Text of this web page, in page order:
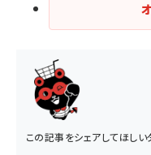
この記事をシェアしてほしい